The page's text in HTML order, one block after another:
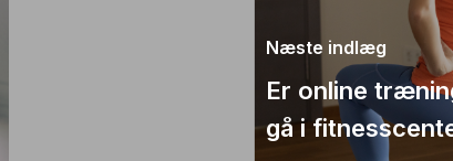
Næste indlæg
Er online
gå i